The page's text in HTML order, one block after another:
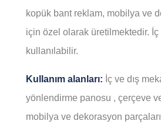
kopük bant reklam, mobilya ve
için özel olarak üretilmektedir. İç
kullanılabilir.
Kullanım alanları: İç ve dış
yönlendirme panosu , çerçeve
mobilya ve dekorasyon